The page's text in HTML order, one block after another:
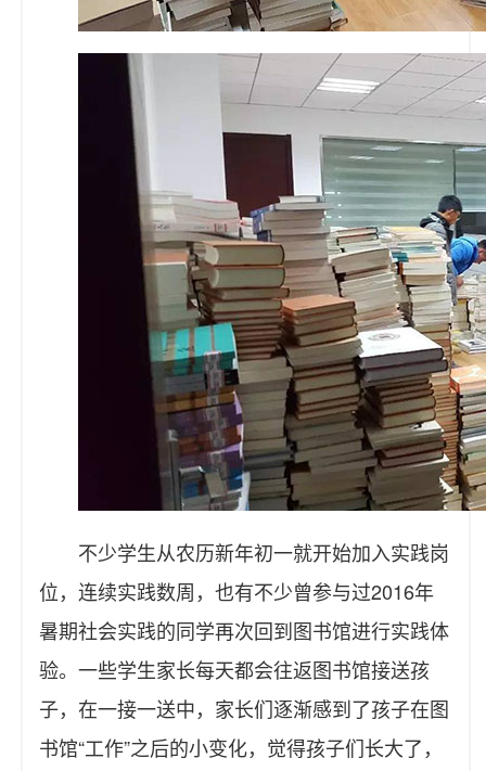
不少学生从农历新年初一就开始加入实践岗
位，连续实践数周，也有不少曾参与过2016年
暑期社会实践的同学再次回到图书馆进行实践体
验。一些学生家长每天都会往返图书馆接送孩
子，在一接一送中，家长们逐渐感到了孩子在图
书馆“工作”之后的小变化，觉得孩子们长大了，